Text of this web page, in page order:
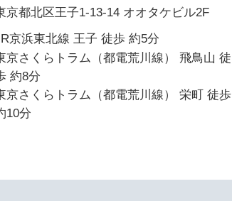
京都北区王子1-13-14 オオタケビル2F
京浜東北線 王子 徒歩 約5分
京さくらトラム（都電荒川線） 飛鳥山 徒
約8分
京さくらトラム（都電荒川線） 栄町 徒歩
10分